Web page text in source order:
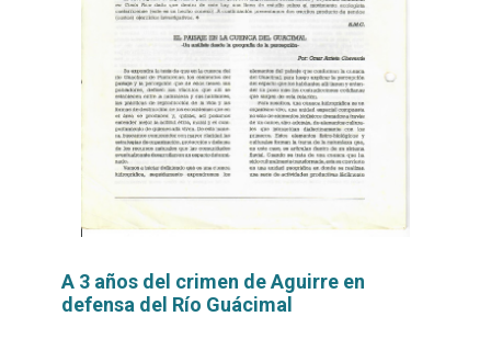
A 3 años del crimen de Aguirre en
defensa del Río Guácimal